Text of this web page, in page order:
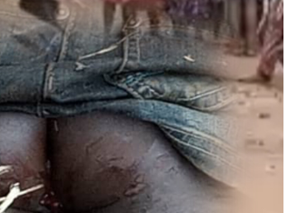
infographiste professionnel en 10 jours